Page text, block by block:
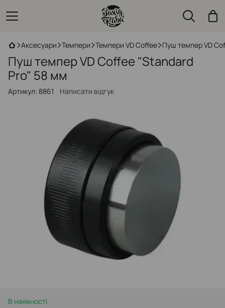
Аксесуари Темпери Темпери VD Coffee Пуш темпер VD
Пуш темпер VD Coffee "Standard
Pro" 58 мм
Артикул: 8861 Написати відгук
В наявності